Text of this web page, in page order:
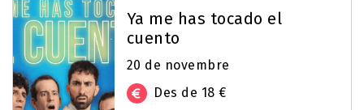
Ya me has tocado el
cuento
20 de novembre
Des de 18 €